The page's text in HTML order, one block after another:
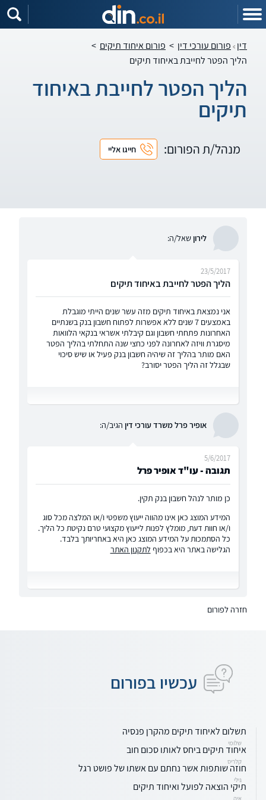
דין פורום עורכי דין > פורום איחוד תיקים >
הליך הפטר לחייבת באיחוד תיקים
הליך הפטר לחייבת באיחוד
תיקים
מנהל/ת הפורום: חייגו אליי
לירוןשאל/ה:
הליך הפטר לחייבת באיחוד תיקים
23/5/2017
אני נמצאת באיחוד תיקים מזה עשר שנים הייתי מוגבלת
באמצעים 7 שנים ללא אפשרות לפתוח חשבון בנק בשנתיים
האחרונות פתחתי חשבון וגם קיבלתי אשראי בנקאי הלוואות
מיסגרת וויזה לאחרונה לפני כחצי שנה התחלתי בהליך הפטר
האם מותר בהליך זה שיהיה חשבון בנק פעיל או שיש סיכוי
שבגלל זה הליך הפטר יסורב?
אופיר פרל משרד עורכי דין הגיב/ה:
תגובה - עו"ד אופיר פרל
5/6/2017
כן מותר לנהל חשבון בנק תקין.
המידע המוצג כאן אינו מהווה ייעוץ משפטי ו/או המלצה מכל סוג
ו/או חוות דעת, מומלץ לפנות לייעוץ מקצועי טרם נקיטת כל הליך.
כל הסתמכות על המידע המוצג כאן היא באחריותך בלבד.
הגלישה באתר היא בכפוף לתקנון האתר
חזרה לפורום
עכשיו בפורום
תשלום לאיחוד תיקים מהקרן פנסיה
שלומי
איחוד תיקים ביחס לאותו סכום חוב
קלריס
חוזה שותפות אשר נחתם עם אשתו של פושט רגל
גילי
תיקי הוצאה לפועל ואיחוד תיקים
איה